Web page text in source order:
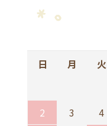
日 月 火
2
3 4